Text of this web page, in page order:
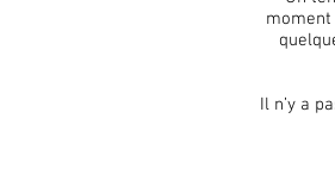
moment
Il n’y a